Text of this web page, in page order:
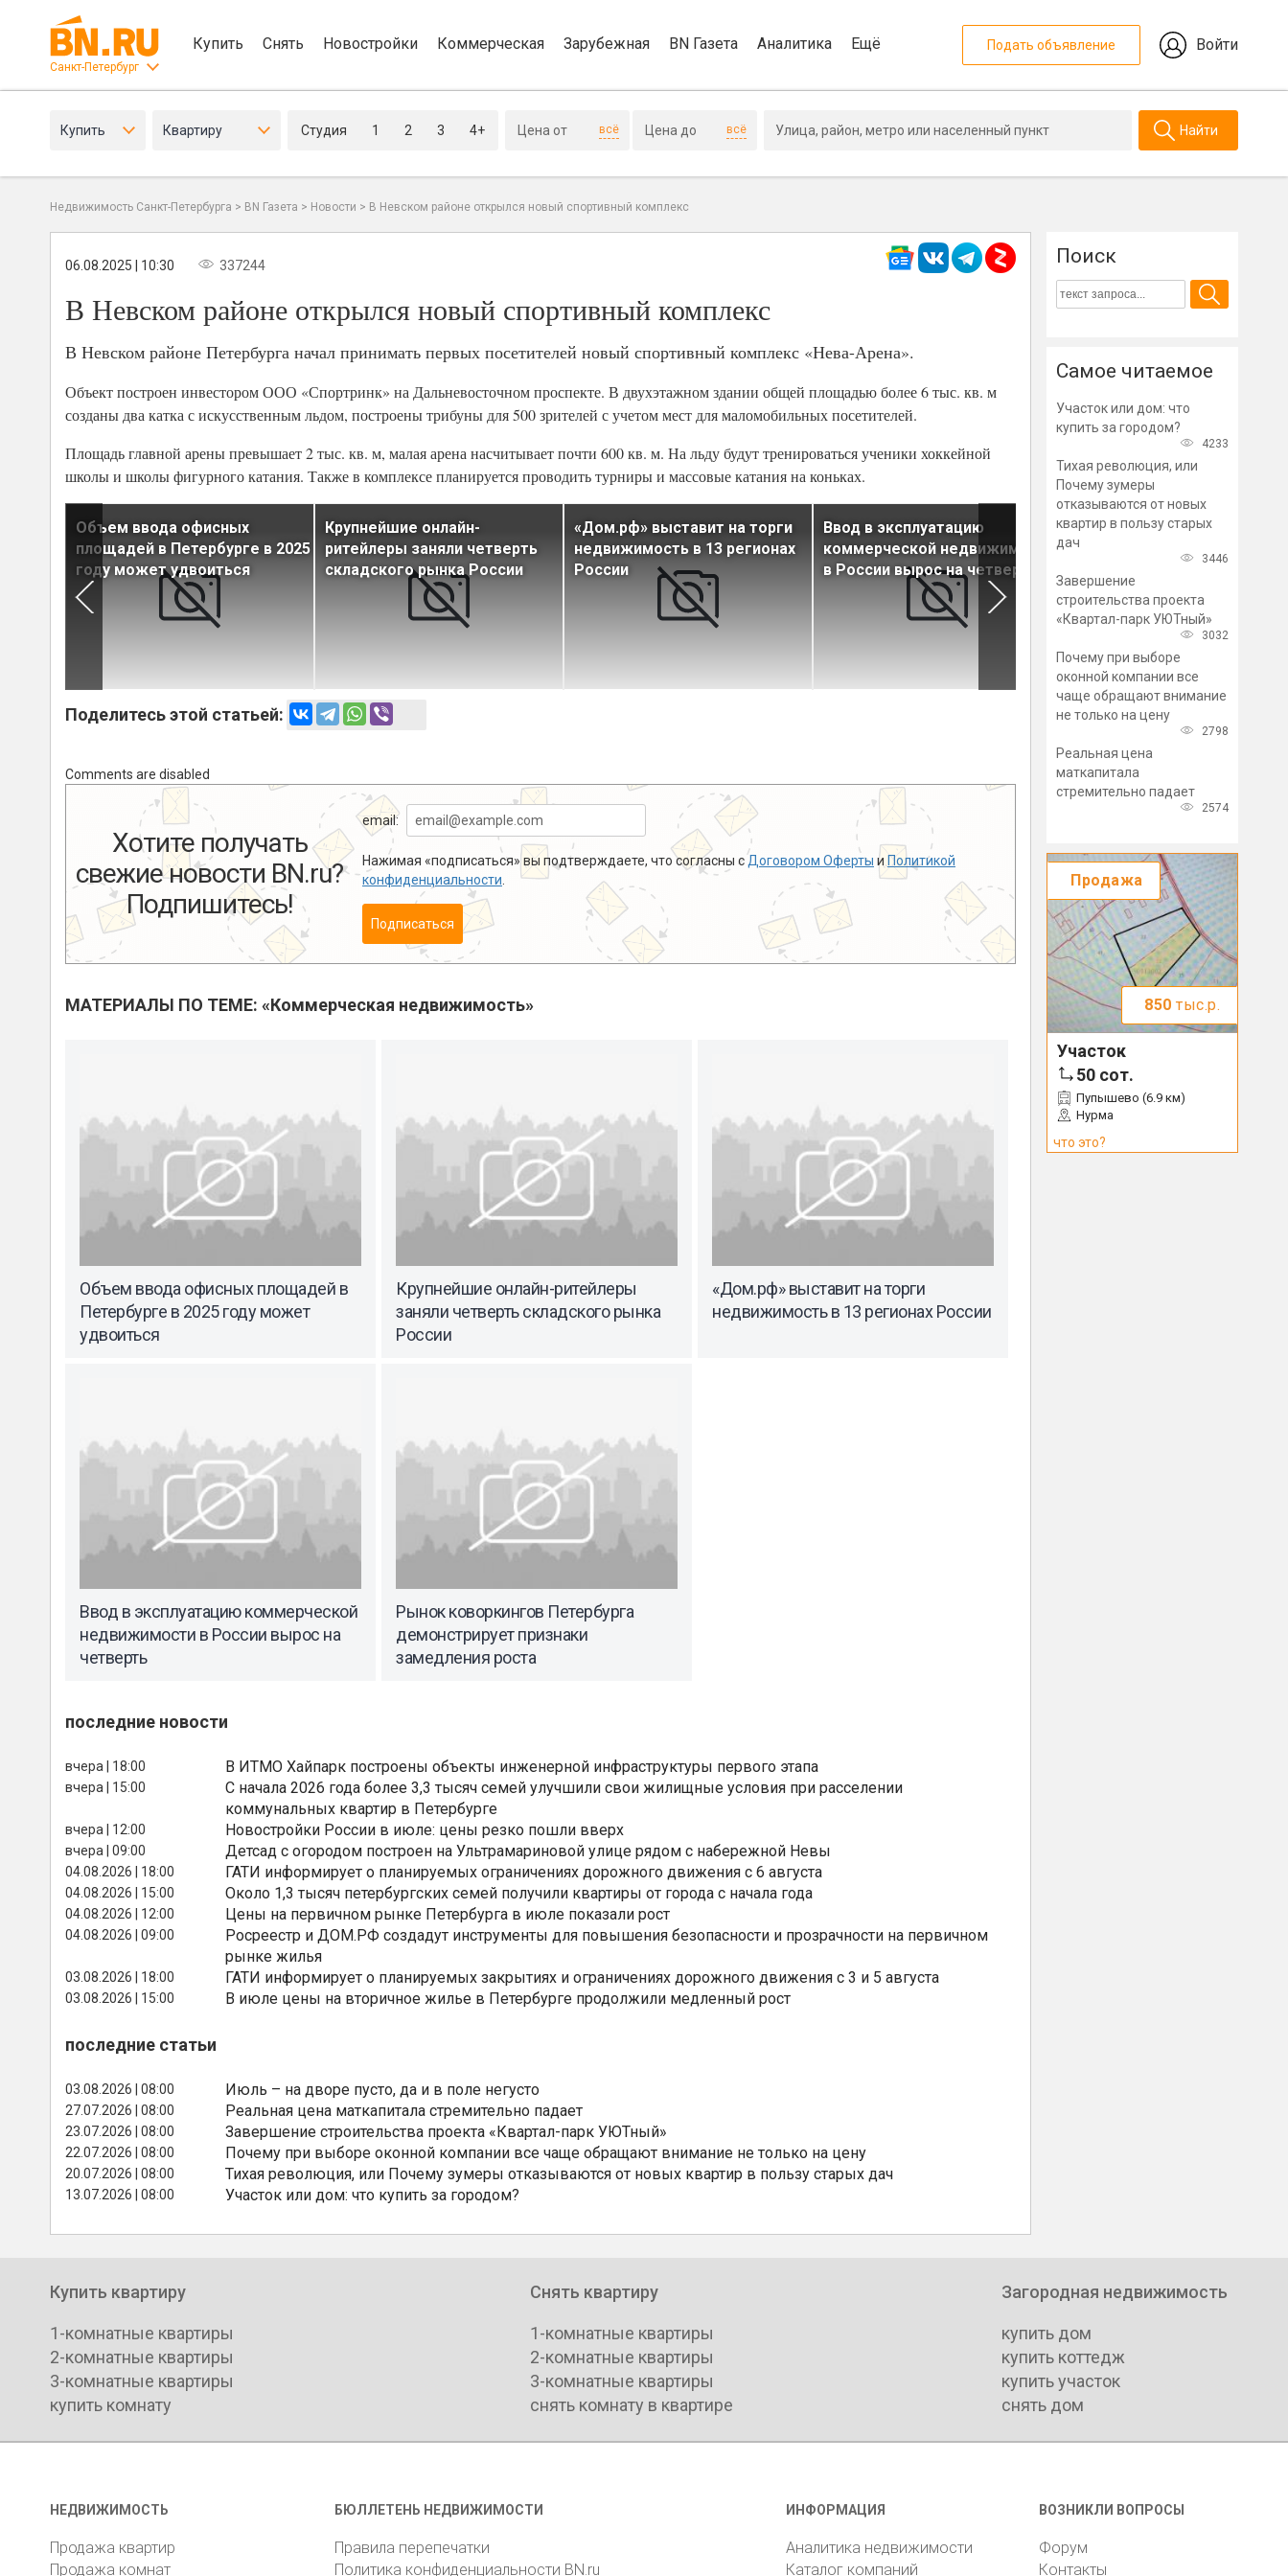
Санкт-Петербург
Купить Снять Новостройки Коммерческая Зарубежная BN Газета Аналитика Ещё Подать объявление Войти
Купить Квартиру Студия 1 2 3 4+ всё всё Найти
Недвижимость Санкт-Петербурга > BN Газета > Новости > В Невском районе открылся новый спортивный комплекс
06.08.2025 | 10:30 337244
В Невском районе открылся новый спортивный комплекс
В Невском районе Петербурга начал принимать первых посетителей новый спортивный комплекс «Нева-Арена».
Объект построен инвестором ООО «Спортринк» на Дальневосточном проспекте. В двухэтажном здании общей площадью более 6 тыс. кв. м
созданы два катка с искусственным льдом, построены трибуны для 500 зрителей с учетом мест для маломобильных посетителей.
Площадь главной арены превышает 2 тыс. кв. м, малая арена насчитывает почти 600 кв. м. На льду будут тренироваться ученики хоккейной
школы и школы фигурного катания. Также в комплексе планируется проводить турниры и массовые катания на коньках.
Объем ввода офисных
площадей в Петербурге в 2025
году может удвоиться
Крупнейшие онлайн-
ритейлеры заняли четверть
складского рынка России
«Дом.рф» выставит на торги
недвижимость в 13 регионах
России
Ввод в эксплуатацию
коммерческой недвижимости
в России вырос на четверть
Рынок коворкингов
Петербурга демонстрирует
Поделитесь этой статьей:
Comments are disabled
Хотите получать
свежие новости BN.ru?
Подпишитесь!
email:
Нажимая «подписаться» вы подтверждаете, что согласны с Договором Оферты и Политикой
конфиденциальности
Подписаться
МАТЕРИАЛЫ ПО ТЕМЕ: «Коммерческая недвижимость»
Объем ввода офисных площадей в
Петербурге в 2025 году может
удвоиться
Крупнейшие онлайн-ритейлеры
заняли четверть складского рынка
России
«Дом.рф» выставит на торги
недвижимость в 13 регионах России
Ввод в эксплуатацию коммерческой
недвижимости в России вырос на
четверть
Рынок коворкингов Петербурга
демонстрирует признаки
замедления роста
последние новости
вчера | 18:00 В ИТМО Хайпарк построены объекты инженерной инфраструктуры первого этапа
вчера | 15:00
С начала 2026 года более 3,3 тысяч семей улучшили свои жилищные условия при расселении
коммунальных квартир в Петербурге
вчера | 12:00 Новостройки России в июле: цены резко пошли вверх
вчера | 09:00 Детсад с огородом построен на Ультрамариновой улице рядом с набережной Невы
04.08.2026 | 18:00 ГАТИ информирует о планируемых ограничениях дорожного движения с 6 августа
04.08.2026 | 15:00 Около 1,3 тысяч петербургских семей получили квартиры от города с начала года
04.08.2026 | 12:00 Цены на первичном рынке Петербурга в июле показали рост
04.08.2026 | 09:00
Росреестр и ДОМ.РФ создадут инструменты для повышения безопасности и прозрачности на первичном
рынке жилья
03.08.2026 | 18:00 ГАТИ информирует о планируемых закрытиях и ограничениях дорожного движения с 3 и 5 августа
03.08.2026 | 15:00 В июле цены на вторичное жилье в Петербурге продолжили медленный рост
последние статьи
03.08.2026 | 08:00 Июль – на дворе пусто, да и в поле негусто
27.07.2026 | 08:00 Реальная цена маткапитала стремительно падает
23.07.2026 | 08:00 Завершение строительства проекта «Квартал-парк УЮТный»
22.07.2026 | 08:00 Почему при выборе оконной компании все чаще обращают внимание не только на цену
20.07.2026 | 08:00 Тихая революция, или Почему зумеры отказываются от новых квартир в пользу старых дач
13.07.2026 | 08:00 Участок или дом: что купить за городом?
Поиск
Самое читаемое
Участок или дом: что
купить за городом?
4233
Тихая революция, или
Почему зумеры
отказываются от новых
квартир в пользу старых
дач
3446
Завершение
строительства проекта
«Квартал-парк УЮТный»
3032
Почему при выборе
оконной компании все
чаще обращают внимание
не только на цену
2798
Реальная цена
маткапитала
стремительно падает
2574
Продажа
850 тыс.р.
Участок
50 сот.
Пупышево (6.9 км)
Нурма
что это?
Купить квартиру
1-комнатные квартиры
2-комнатные квартиры
3-комнатные квартиры
купить комнату
Снять квартиру
1-комнатные квартиры
2-комнатные квартиры
3-комнатные квартиры
снять комнату в квартире
Загородная недвижимость
купить дом
купить коттедж
купить участок
снять дом
НЕДВИЖИМОСТЬ
Продажа квартир
Продажа комнат
БЮЛЛЕТЕНЬ НЕДВИЖИМОСТИ
Правила перепечатки
Политика конфиденциальности BN.ru
ИНФОРМАЦИЯ
Аналитика недвижимости
Каталог компаний
ВОЗНИКЛИ ВОПРОСЫ
Форум
Контакты